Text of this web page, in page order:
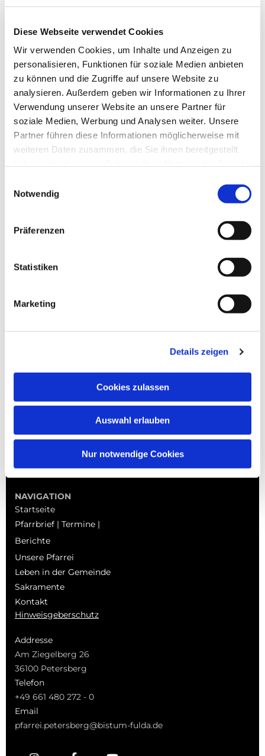
Diese Webseite verwendet Cookies
Wir verwenden Cookies, um Inhalte und Anzeigen zu
personalisieren, Funktionen für soziale Medien anbieten
zu können und die Zugriffe auf unsere Website zu
analysieren. Außerdem geben wir Informationen zu Ihrer
Verwendung unserer Website an unsere Partner für
soziale Medien, Werbung und Analysen weiter. Unsere
Partner führen diese Informationen möglicherweise mit
weiteren Daten zusammen, die Sie ihnen bereitgestellt
Notwendig
Präferenzen
Statistiken
Marketing
Details zeigen
Cookies zulassen
Auswahl erlauben
Nur notwendige Cookies
Dies könnte Sie auch
interessieren
NAVIGATION
Startseite
Pfarrbrief | Termine |
Berichte
Unsere Pfarrei
Leben in der Gemeinde
Sakramente
Kontakt
Hinweisgeberschutz
Addresse
Am Ziegelberg 26
36100 Petersberg
Telefon
+49 661 480 272 - 0
Email
pfarrei.petersberg@bistum-fulda.de